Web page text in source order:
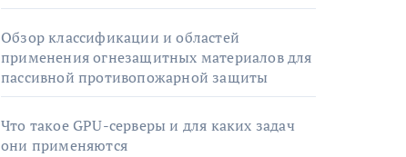
Обзор классификации и областей
применения огнезащитных материалов для
пассивной противопожарной защиты
Что такое GPU-серверы и для каких задач
они применяются